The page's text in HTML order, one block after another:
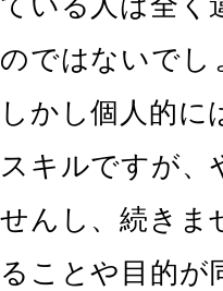
のではないでし
しかし個人的に
スキルですが
せんし、続きま
ることや目的が